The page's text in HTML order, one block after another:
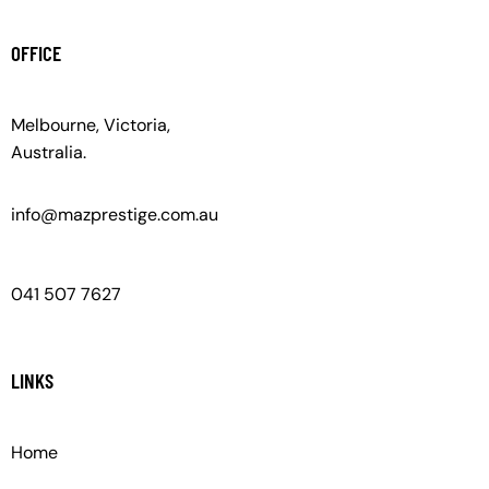
OFFICE
Melbourne, Victoria,
Australia.
info@mazprestige.com.au
041 507 7627
LINKS
Home